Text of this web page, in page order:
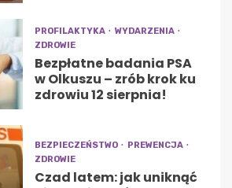
PROFILAKTYKA
WYDARZENIA
ZDROWIE
Bezpłatne badania PSA
w Olkuszu – zrób krok ku
zdrowiu 12 sierpnia!
BEZPIECZEŃSTWO
PREWENCJA
ZDROWIE
Czad latem: jak uniknąć